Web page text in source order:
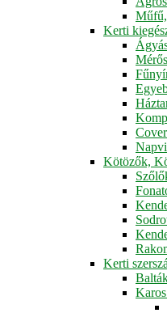
Kerti
Kötözők,
Kerti